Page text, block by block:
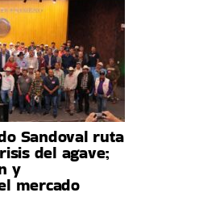
Sandoval ruta
del agave;
y
mercado